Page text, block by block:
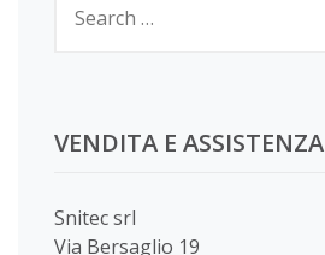
VENDITA E ASSISTENZA
Snitec srl
Via Bersaglio 19